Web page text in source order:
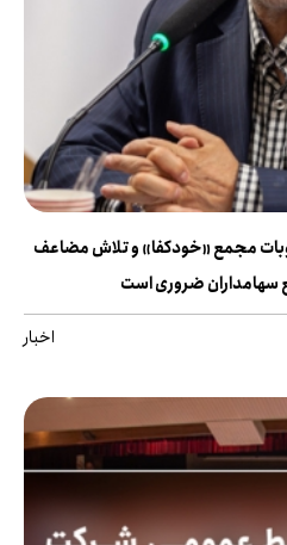
مجمع «خودکفا» و تلاش مضاعف
سهامداران ضروری است
اخبار